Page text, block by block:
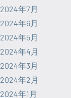
2024年7月
2024年6月
2024年5月
2024年4月
2024年3月
2024年2月
2024年1月